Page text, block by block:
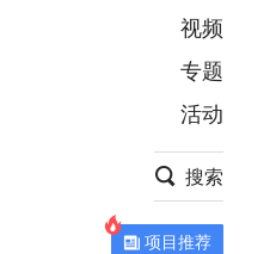
财经
项目推荐
安徽
视频
专题
活动
搜索
项目推荐